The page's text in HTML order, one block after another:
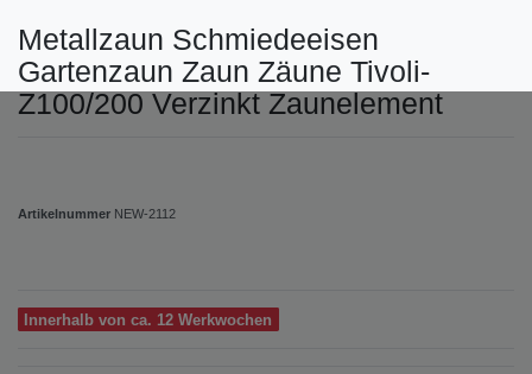
Metallzaun Schmiedeeisen
Gartenzaun Zaun Zäune Tivoli-
Z100/200 Verzinkt Zaunelement
Artikelnummer NEW-2112
Innerhalb von ca. 12 Werkwochen